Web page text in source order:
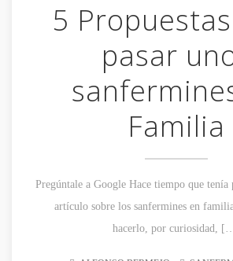
5
pasar
Familia
Pregúntale a Google Hace tiempo que tenía
artículo sobre los sanfermines en
hacerlo, por curiosidad,